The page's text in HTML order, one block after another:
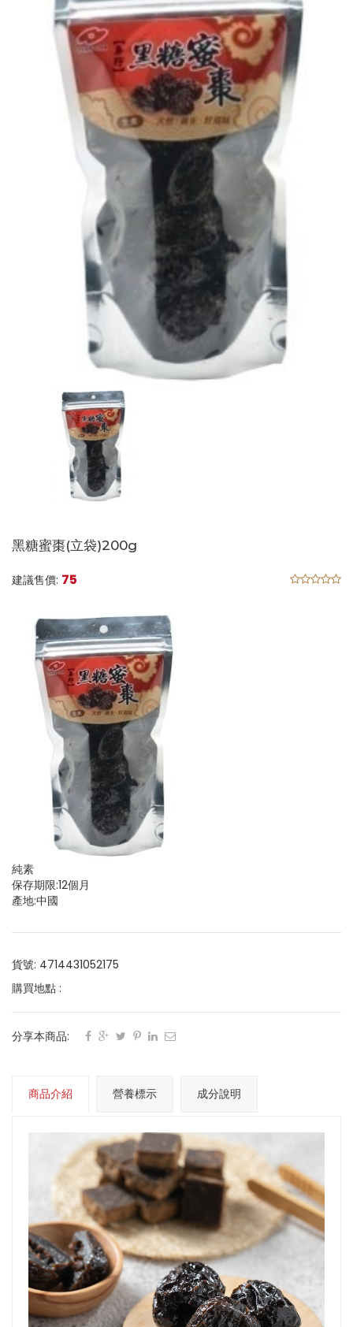
黑糖蜜棗(立袋)200g
建議售價: 75
純素
保存期限:12個月
產地:中國
貨號: 4714431052175
購買地點 :
分享本商品:
商品介紹 營養標示 成分說明